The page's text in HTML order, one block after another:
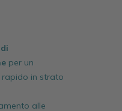
per un
in strato
alle